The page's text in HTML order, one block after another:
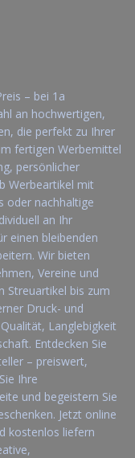
– bei 1a
an hochwertigen,
die perfekt zu Ihrer
fertigen Werbemittel
persönlicher
Werbeartikel mit
oder nachhaltige
an Ihr
einen bleibenden
Wir bieten
Vereine und
Streuartikel bis zum
Druck- und
Langlebigkeit
Entdecken Sie
– preiswert,
Ihre
und begeistern Sie
Jetzt online
kostenlos liefern